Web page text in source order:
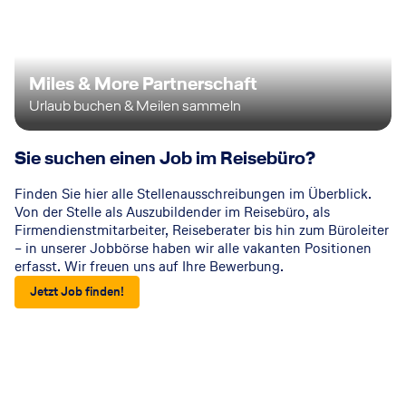
Miles & More Partnerschaft
Urlaub buchen & Meilen sammeln
Sie suchen einen Job im Reisebüro?
Finden Sie hier alle Stellenausschreibungen im Überblick.
Von der Stelle als Auszubildender im Reisebüro, als
Firmendienstmitarbeiter, Reiseberater bis hin zum Büroleiter
– in unserer Jobbörse haben wir alle vakanten Positionen
erfasst. Wir freuen uns auf Ihre Bewerbung.
Jetzt Job finden!